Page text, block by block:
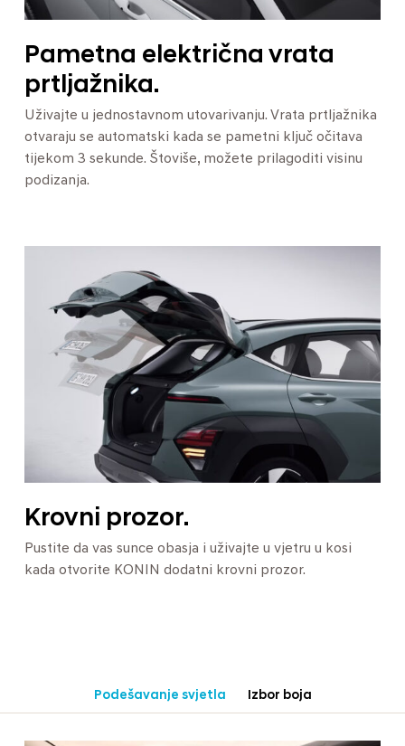
Pametna električna vrata
prtljažnika.
Uživajte u jednostavnom utovarivanju. Vrata prtljažnika
otvaraju se automatski kada se pametni ključ očitava
tijekom 3 sekunde. Štoviše, možete prilagoditi visinu
podizanja.
Krovni prozor.
Pustite da vas sunce obasja i uživajte u vjetru u kosi
kada otvorite KONIN dodatni krovni prozor.
Podešavanje svjetla Izbor boja